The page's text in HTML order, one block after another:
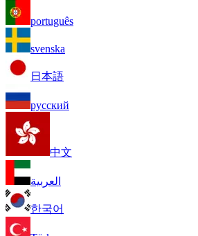
português
svenska
日本語
русский
中文
العربية
한국어